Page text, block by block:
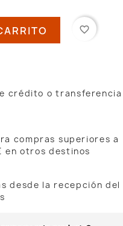
favorite_border
crédito o transferencia
compras superiores a
en otros destinos
desde la recepción del